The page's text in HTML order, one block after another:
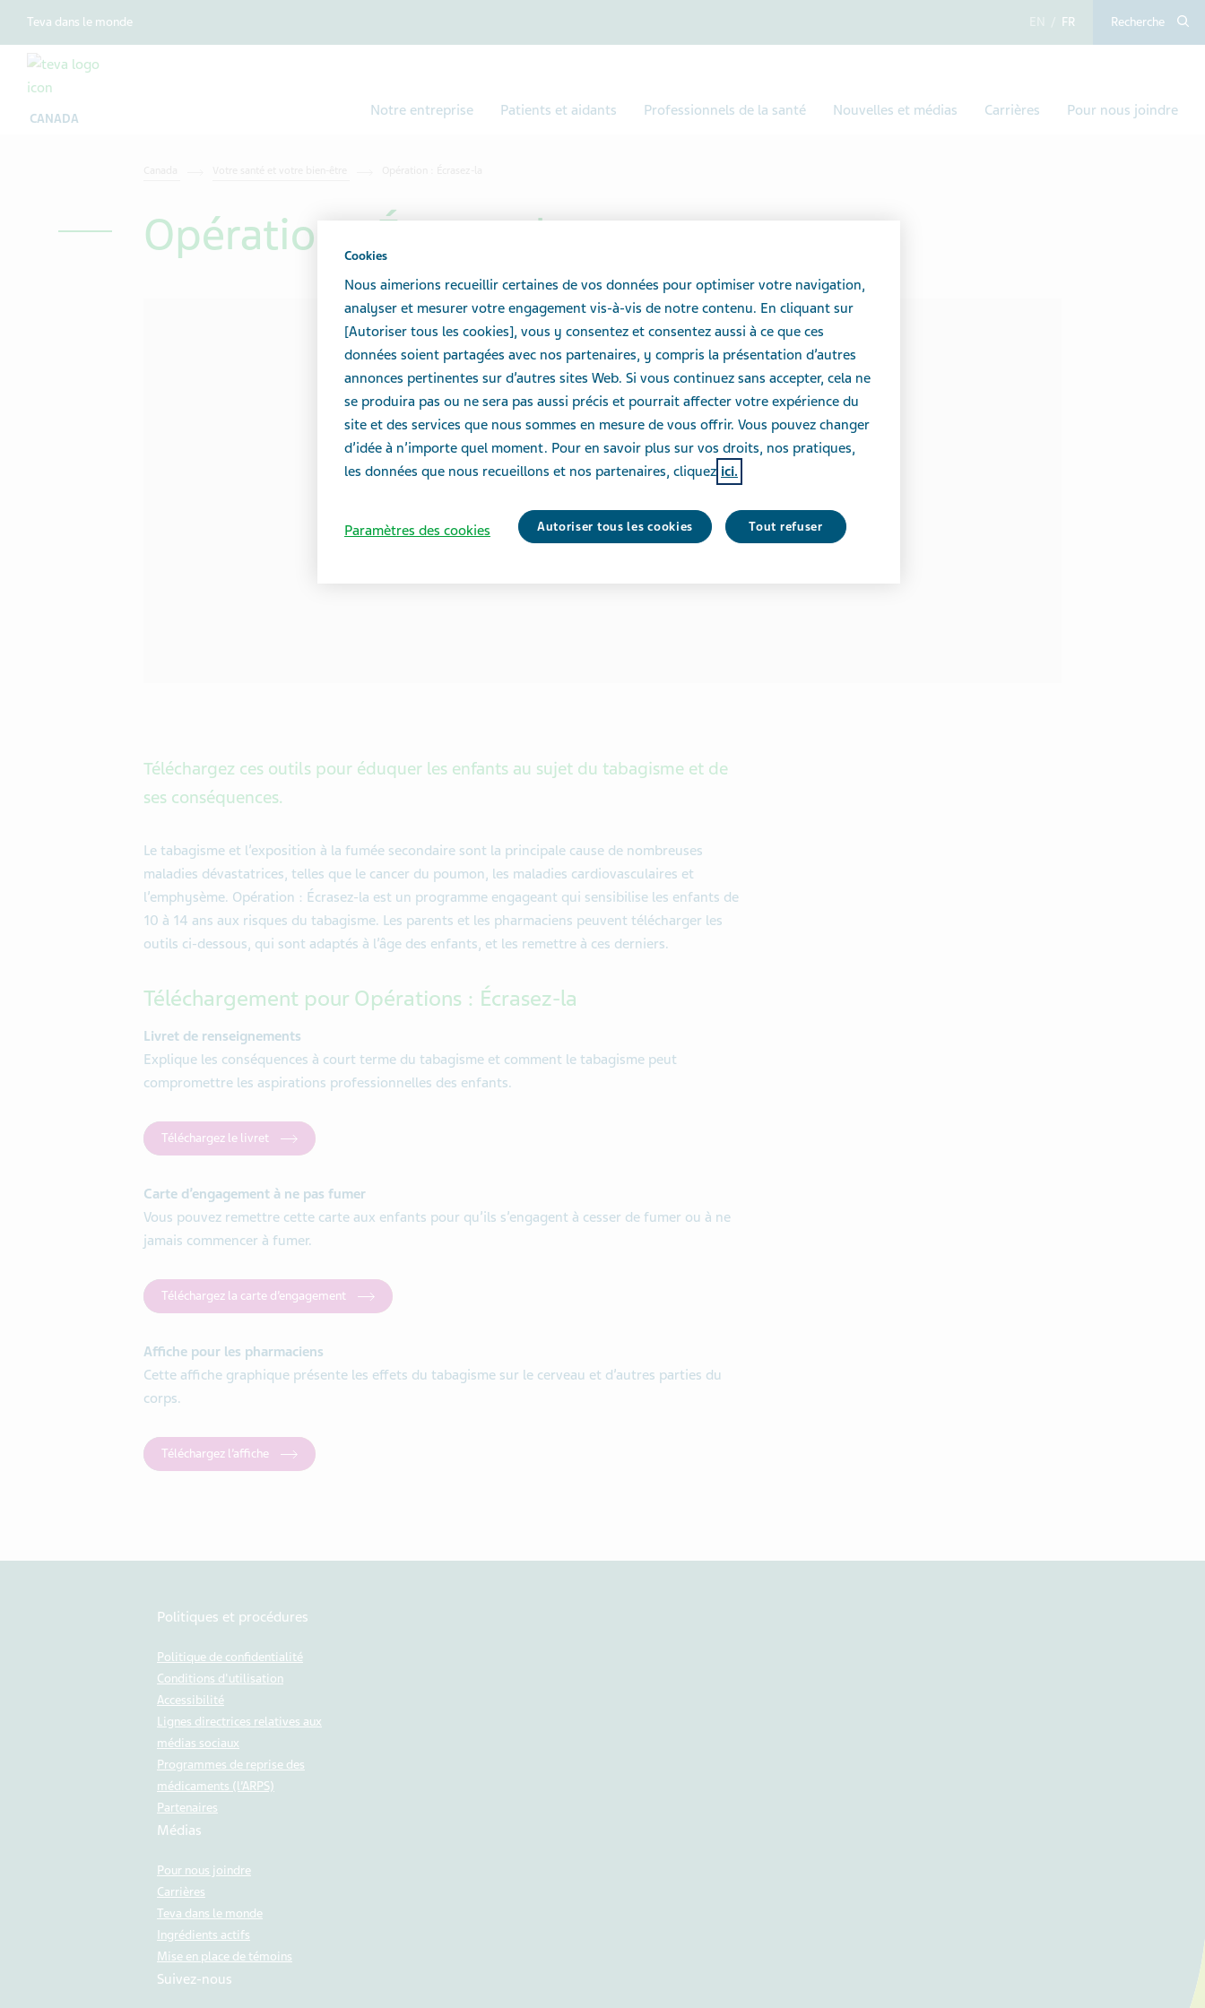
Teva dans le monde anglais françaisRecherche
Notre entreprise Patients et aidants Professionnels de la santé Nouvelles et médias Carrières Pour nous joindre
CANADA
Opération : Écrasez-la
Téléchargez ces outils pour éduquer les enfants au sujet du tabagisme et de
ses conséquences.
Le tabagisme et l’exposition à la fumée secondaire sont la principale cause de nombreuses
maladies dévastatrices, telles que le cancer du poumon, les maladies cardiovasculaires et
l’emphysème. Opération : Écrasez-la est un programme engageant qui sensibilise les enfants de
10 à 14 ans aux risques du tabagisme. Les parents et les pharmaciens peuvent télécharger les
outils ci-dessous, qui sont adaptés à l’âge des enfants, et les remettre à ces derniers.
Téléchargement pour Opérations : Écrasez-la
Livret de renseignements
Explique les conséquences à court terme du tabagisme et comment le tabagisme peut
compromettre les aspirations professionnelles des enfants.
Téléchargez le livret
Carte d’engagement à ne pas fumer
Vous pouvez remettre cette carte aux enfants pour qu’ils s’engagent à cesser de fumer ou à ne
jamais commencer à fumer.
Téléchargez la carte d’engagement
Affiche pour les pharmaciens
Cette affiche graphique présente les effets du tabagisme sur le cerveau et d’autres parties du
corps.
Téléchargez l’affiche
Politiques et procédures
Politique de confidentialité
Conditions d'utilisation
Accessibilité
Lignes directrices relatives aux
médias sociaux
Programmes de reprise des
médicaments (l’ARPS)
Partenaires
Médias
Pour nous joindre
Carrières
Teva dans le monde
Ingrédients actifs
Mise en place de témoins
Suivez-nous
Cookies
Nous aimerions recueillir certaines de vos données pour optimiser votre navigation,
analyser et mesurer votre engagement vis-à-vis de notre contenu. En cliquant sur
[Autoriser tous les cookies], vous y consentez et consentez aussi à ce que ces
données soient partagées avec nos partenaires, y compris la présentation d’autres
annonces pertinentes sur d’autres sites Web. Si vous continuez sans accepter, cela ne
se produira pas ou ne sera pas aussi précis et pourrait affecter votre expérience du
site et des services que nous sommes en mesure de vous offrir. Vous pouvez changer
d’idée à n’importe quel moment. Pour en savoir plus sur vos droits, nos pratiques,
les données que nous recueillons et nos partenaires, cliquez ici.
Autoriser tous les cookies Tout refuser
Paramètres des cookies